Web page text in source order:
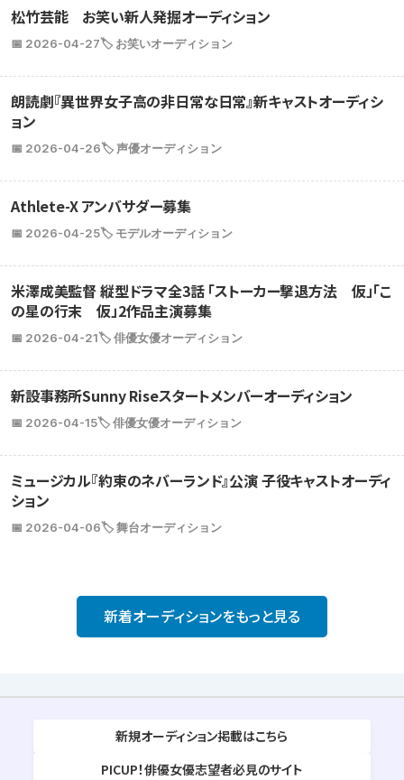
松竹芸能 お笑い新人発掘オーディション
📅 2026-04-27🏷️ お笑いオーディション
朗読劇『異世界女子高の非日常な日常』新キャストオーディシ
ョン
📅 2026-04-26🏷️ 声優オーディション
Athlete-X アンバサダー募集
📅 2026-04-25🏷️ モデルオーディション
米澤成美監督 縦型ドラマ全3話 「ストーカー撃退方法 仮」「こ
の星の行末 仮」2作品主演募集
📅 2026-04-21🏷️ 俳優女優オーディション
新設事務所Sunny Riseスタートメンバーオーディション
📅 2026-04-15🏷️ 俳優女優オーディション
ミュージカル『約束のネバーランド』公演 子役キャストオーディ
ション
📅 2026-04-06🏷️ 舞台オーディション
新着オーディションをもっと見る
新規オーディション掲載はこちら
PICUP！俳優女優志望者必見のサイト